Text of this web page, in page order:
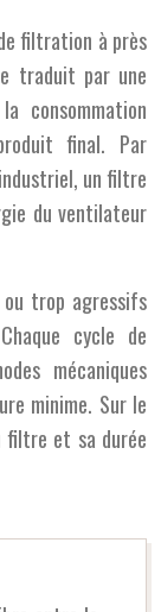
filtration à près
traduit par une
consommation
final. Par
un filtre
du ventilateur
trop agressifs
cycle de
mécaniques
minime. Sur le
filtre et sa durée